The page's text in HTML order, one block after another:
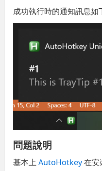
成功執行時的通知訊息如
問題說明
基本上AutoHotkey在安